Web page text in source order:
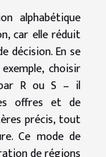
alphabétique
car elle réduit
décision. En se
choisir
R ou S – il
offres et de
précis, tout
Ce mode de